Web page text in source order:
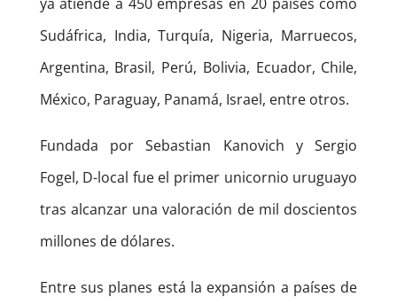
Sudáfrica, India, Turquía, Nigeria, Marruecos,
Argentina, Brasil, Perú, Bolivia, Ecuador, Chile,
México, Paraguay, Panamá, Israel, entre otros.
Fundada por Sebastian Kanovich y Sergio
Fogel, D-local fue el primer unicornio uruguayo
tras alcanzar una valoración de mil doscientos
millones de dólares.
Entre sus planes está la expansión a países de